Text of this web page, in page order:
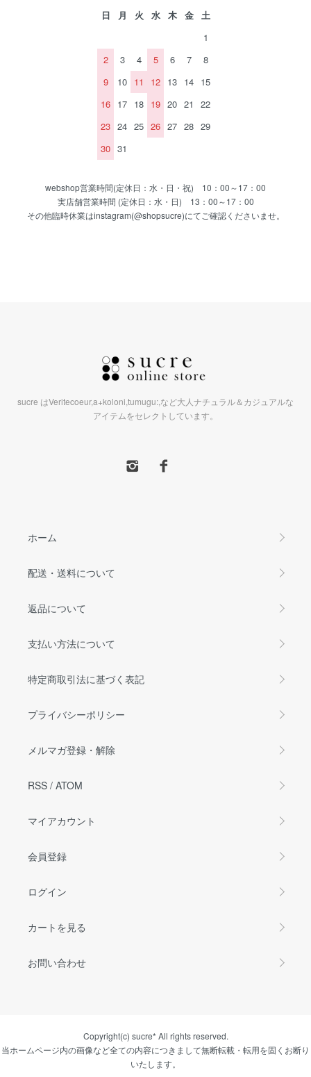
日 月 火 水 木 金
土
1
2
3 4 5 6 7
8
9
10 11 12 13 14 15
16 17 18 19 20 21
22
23 24 25 26 27 28 29
30 31
webshop営業時間(定休日：水・日・祝) 10：00～17：00
実店舗営業時間 (定休日：水・日) 13：00～17：00
その他臨時休業はinstagram(@shopsucre)にてご確認くださいませ。
sucre はVeritecoeur,a+koloni,tumugu:,など大人ナチュラル＆カジュアルな
アイテムをセレクトしています。
ホーム
配送・送料について
返品について
支払い方法について
特定商取引法に基づく表記
プライバシーポリシー
メルマガ登録・解除
RSS / ATOM
マイアカウント
会員登録
ログイン
カートを見る
お問い合わせ
Copyright(c) sucre* All rights reserved.
当ホームページ内の画像など全ての内容につきまして無断転載・転用を固くお断り
いたします。